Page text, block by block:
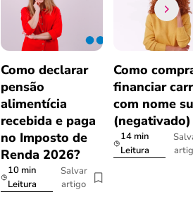
Como declarar
pensão
alimentícia
recebida e paga
no Imposto de
Renda 2026?
10 min
Leitura
Salvar
artigo
Como
financiar
com nome
(negativado)
14 min
Leitura